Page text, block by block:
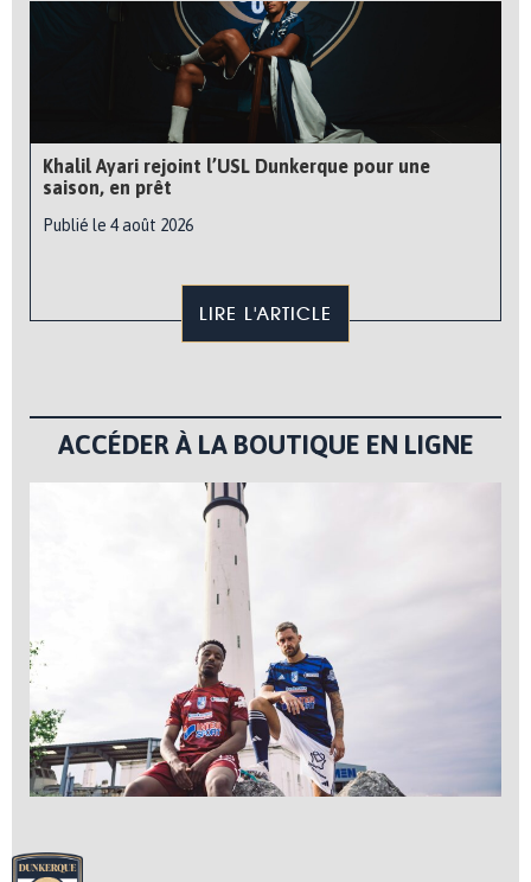
Khalil Ayari rejoint l’USL Dunkerque pour une
saison, en prêt
Publié le 4 août 2026
LIRE L'ARTICLE
ACCÉDER À LA BOUTIQUE EN LIGNE